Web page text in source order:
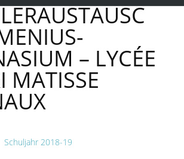
– LYCÉE
MATISSE
Schuljahr 2018-19